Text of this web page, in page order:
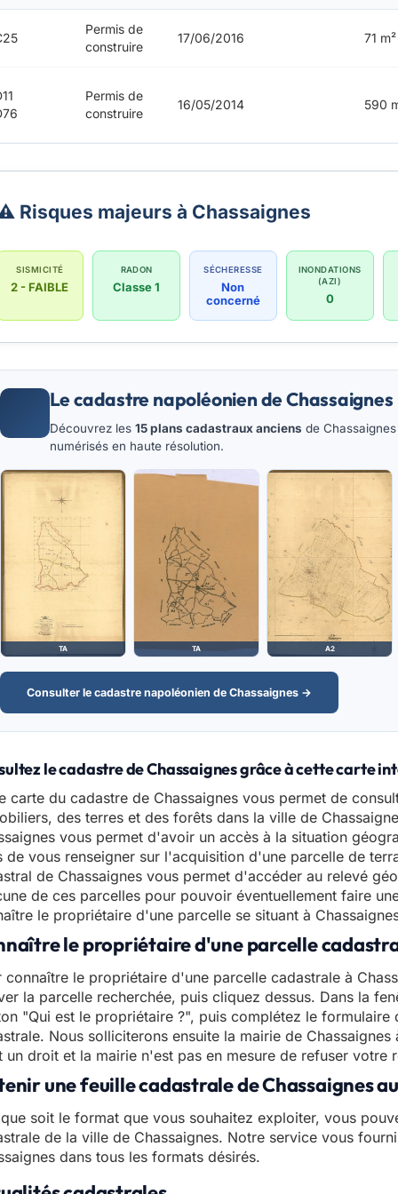
Permis de
construire
17/06/2016 71 m²
Permis de
construire
16/05/2014 590
Risques majeurs à Chassaignes
SISMICITÉ
2 - FAIBLE
RADON
Classe 1
SÉCHERESSE
Non
concerné
INONDATIONS
(AZI)
0
Le cadastre napoléonien de Chassaignes
Découvrez les 15 plans cadastraux anciens de
numérisés en haute résolution.
TA TA A2
Consulter le cadastre napoléonien de Chassaignes →
le cadastre de Chassaignes grâce à cette carte
carte du cadastre de Chassaignes vous permet de
des terres et des forêts dans la ville de
vous permet d'avoir un accès à la situation
de vous renseigner sur l'acquisition d'une parcelle de
de Chassaignes vous permet d'accéder au relevé
de ces parcelles pour pouvoir éventuellement faire
le propriétaire d'une parcelle se situant à
le propriétaire d'une parcelle
connaître le propriétaire d'une parcelle cadastrale à
la parcelle recherchée, puis cliquez dessus. Dans la
"Qui est le propriétaire ?", puis complétez le
Nous solliciterons ensuite la mairie de
un droit et la mairie n'est pas en mesure de refuser votre
une feuille cadastrale de Chassaignes
soit le format que vous souhaitez exploiter, vous
de la ville de Chassaignes. Notre service vous
dans tous les formats désirés.